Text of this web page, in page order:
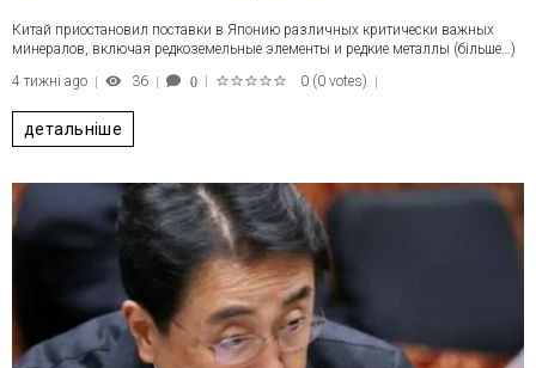
Китай приостановил поставки в Японию различных критически важных
минералов, включая редкоземельные элементы и редкие металлы (більше…)
4 тижні ago
36 0 0 (0 votes)
детальніше